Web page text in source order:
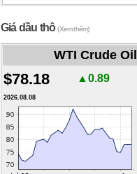
Giá dầu thô(Xem thêm)
WTI Crude Oil
$78.18 ▲0.89
2026.08.08